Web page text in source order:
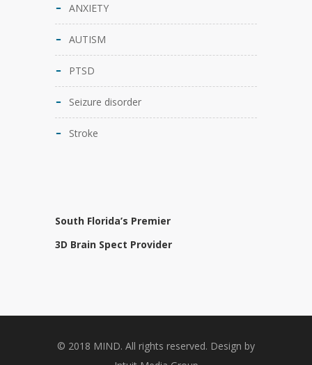
ANXIETY
AUTISM
PTSD
Seizure disorder
Stroke
South Florida’s Premier
3D Brain Spect Provider
© 2018 MIND. All rights reserved. Design by